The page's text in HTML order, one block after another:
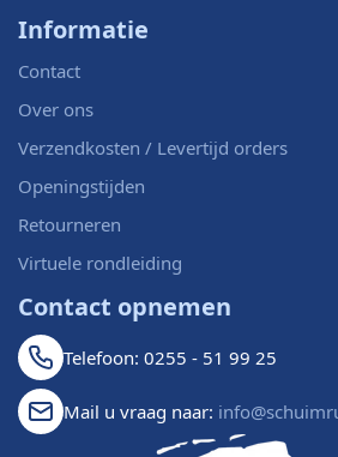
Informatie
Contact
Over ons
Verzendkosten / Levertijd orders
Openingstijden
Retourneren
Virtuele rondleiding
Contact opnemen
Telefoon: 0255 - 51 99 25
Mail u vraag naar: